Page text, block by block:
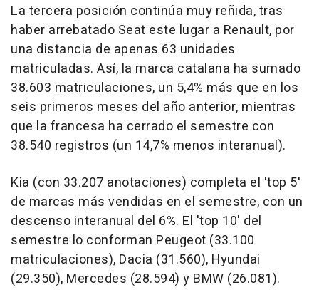
La tercera posición continúa muy reñida, tras
haber arrebatado Seat este lugar a Renault, por
una distancia de apenas 63 unidades
matriculadas. Así, la marca catalana ha sumado
38.603 matriculaciones, un 5,4% más que en los
seis primeros meses del año anterior, mientras
que la francesa ha cerrado el semestre con
38.540 registros (un 14,7% menos interanual).
Kia (con 33.207 anotaciones) completa el 'top 5'
de marcas más vendidas en el semestre, con un
descenso interanual del 6%. El 'top 10' del
semestre lo conforman Peugeot (33.100
matriculaciones), Dacia (31.560), Hyundai
(29.350), Mercedes (28.594) y BMW (26.081).